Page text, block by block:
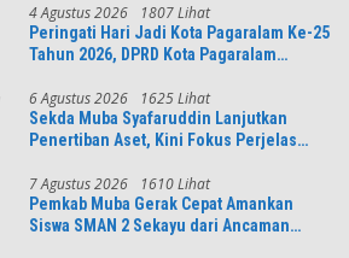
Numerasi
4 Agustus 2026 1807 Lihat
Peringati Hari Jadi Kota Pagaralam Ke-25
Tahun 2026, DPRD Kota Pagaralam
6 Agustus 2026 1625 Lihat
Sekda Muba Syafaruddin Lanjutkan
Penertiban Aset, Kini Fokus Perjelas
7 Agustus 2026 1610 Lihat
Pemkab Muba Gerak Cepat Amankan
Siswa SMAN 2 Sekayu dari Ancaman